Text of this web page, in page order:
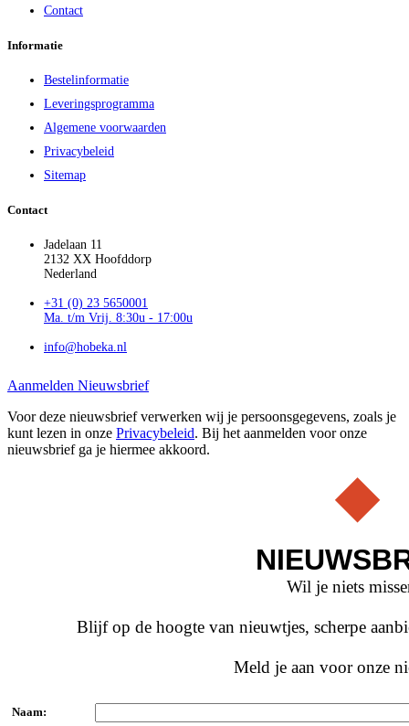
Contact
Informatie
Bestelinformatie
Leveringsprogramma
Algemene voorwaarden
Privacybeleid
Sitemap
Contact
Jadelaan 11
2132 XX Hoofddorp
Nederland
+31 (0) 23 5650001
Ma. t/m Vrij. 8:30u - 17:00u
info@hobeka.nl
Aanmelden Nieuwsbrief
Voor deze nieuwsbrief verwerken wij je persoonsgegevens, zoals je
kunt lezen in onze Privacybeleid. Bij het aanmelden voor onze
nieuwsbrief ga je hiermee akkoord.
Wil je niets
Blijf op de hoogte van nieuwtjes, scherpe
Meld je aan voor onze
Naam: